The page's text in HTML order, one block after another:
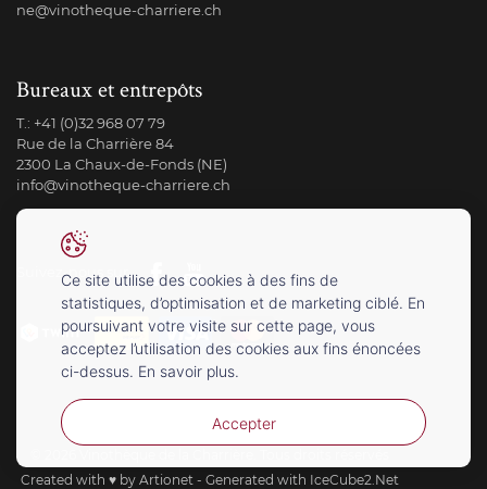
ne@vinotheque-charriere.ch
Bureaux et entrepôts
T.: +41 (0)32 968 07 79
Rue de la Charrière 84
2300 La Chaux-de-Fonds (NE)
info@vinotheque-charriere.ch
Suivez-nous sur
Created with♥ by Artionet -Generated with IceCube2.Net
Ce site utilise des cookies à des fins de
statistiques, d’optimisation et de marketing ciblé. En
poursuivant votre visite sur cette page, vous
acceptez l’utilisation des cookies aux fins énoncées
ci-dessus. En savoir plus.
Accepter